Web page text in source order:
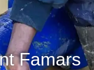
Famars